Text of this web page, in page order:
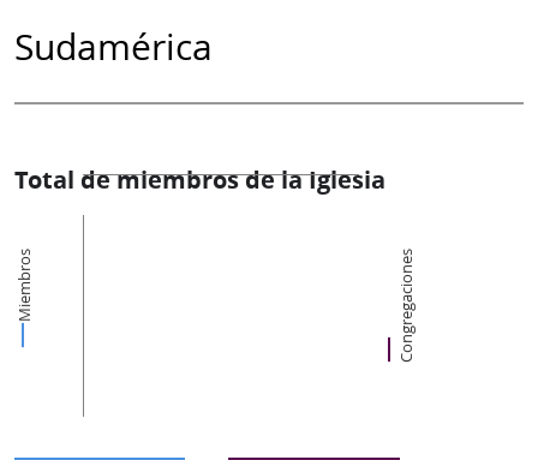
Sudamérica
Total de miembros de la Iglesia
Miembros Congregaciones